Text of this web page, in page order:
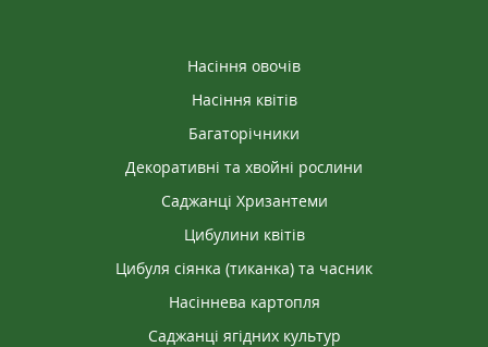
Насіння овочів
Насіння квітів
Багаторічники
Декоративні та хвойні рослини
Саджанці Хризантеми
Цибулини квітів
Цибуля сіянка (тиканка) та часник
Насіннева картопля
Саджанці ягідних культур